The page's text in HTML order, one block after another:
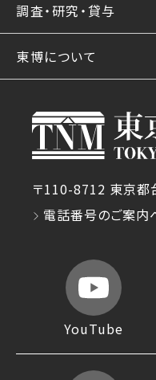
調査・研究・貸与
東博について
〒110-8712 東京
電話番号のご案内
YouTube